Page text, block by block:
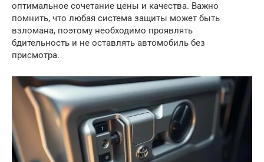
оптимальное сочетание цены и качества. Важно
помнить, что любая система защиты может быть
взломана, поэтому необходимо проявлять
бдительность и не оставлять автомобиль без
присмотра.